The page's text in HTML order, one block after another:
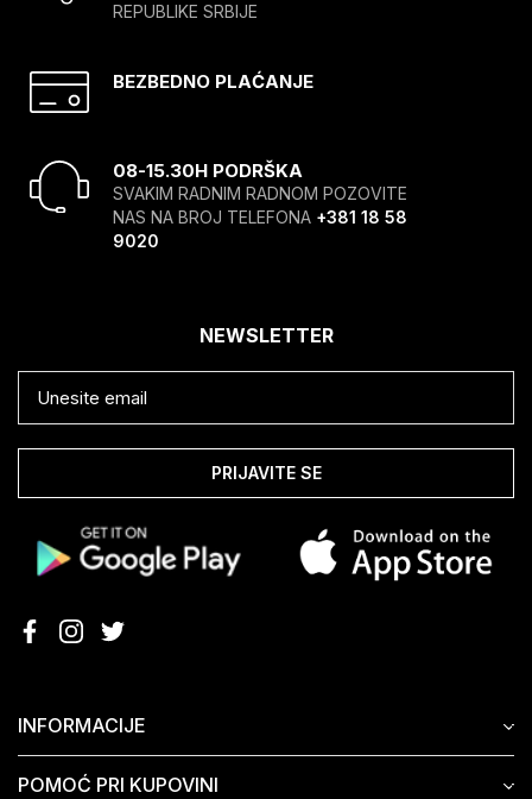
REPUBLIKE SRBIJE
BEZBEDNO PLAĆANJE
08-15.30H PODRŠKA
SVAKIM RADNIM RADNOM POZOVITE
NAS NA BROJ TELEFONA +381 18 58
9020
INFORMACIJE
POMOĆ PRI KUPOVINI
NEWSLETTER
PRIJAVITE SE